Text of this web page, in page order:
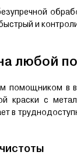
и
любой
помощником в
краски с
в